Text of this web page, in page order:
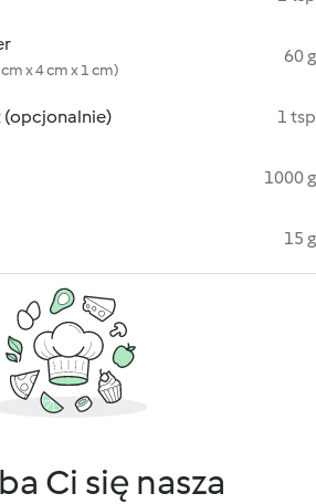
x 4 cm x 1 cm)
60 g
1 tsp
1000 g
15 g
Ci się nasza